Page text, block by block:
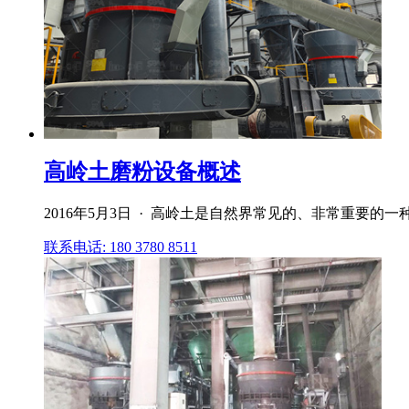
高岭土磨粉设备概述
2016年5月3日 · 高岭土是自然界常见的、非常重要的
联系电话: 180 3780 8511